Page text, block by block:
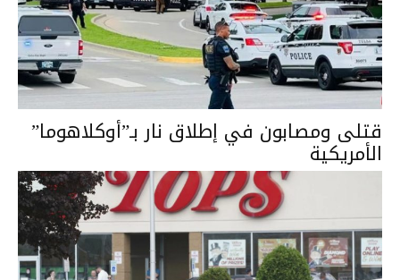
قتلى ومصابون في إطلاق نار بـ”أوكلاهوما”
الأمريكية